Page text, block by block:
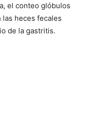
el conteo glóbulos
las heces fecales
de la gastritis.